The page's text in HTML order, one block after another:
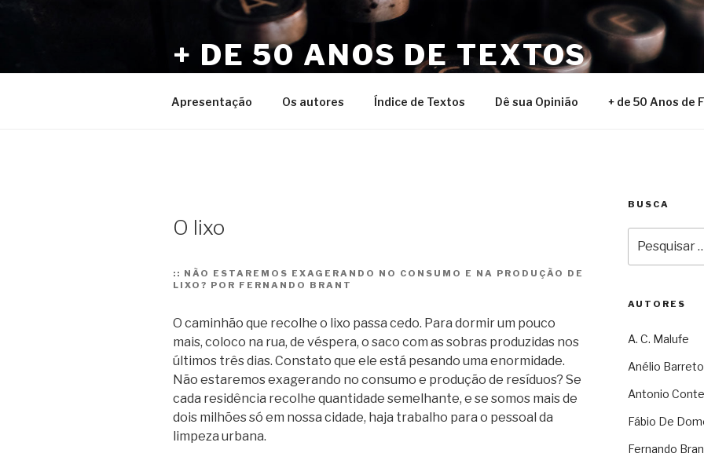
Pular
+ DE 50 ANOS DE TEXTOS
Apresentação Os autores Índice de Textos Dê sua Opinião + de 50 Anos de
O lixo
:: NÃO ESTAREMOS EXAGERANDO NO CONSUMO E NA PRODUÇÃO DE
LIXO? POR FERNANDO BRANT
O caminhão que recolhe o lixo passa cedo. Para dormir um pouco
mais, coloco na rua, de véspera, o saco com as sobras produzidas nos
últimos três dias. Constato que ele está pesando uma enormidade.
Não estaremos exagerando no consumo e produção de resíduos? Se
cada residência recolhe quantidade semelhante, e se somos mais de
dois milhões só em nossa cidade, haja trabalho para o pessoal da
limpeza urbana.
BUSCA
por:
AUTORES
A. C. Malufe
Anélio Barreto
Antonio
Fábio De
Fernando